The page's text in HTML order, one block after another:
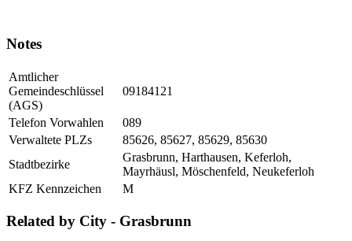
Notes
Amtlicher
Gemeindeschlüssel
(AGS)
09184121
Telefon Vorwahlen
089
Verwaltete PLZs
85626, 85627, 85629, 85630
Stadtbezirke
Grasbrunn, Harthausen, Keferloh,
Mayrhäusl, Möschenfeld, Neukeferloh
KFZ Kennzeichen
M
Related by City - Grasbrunn